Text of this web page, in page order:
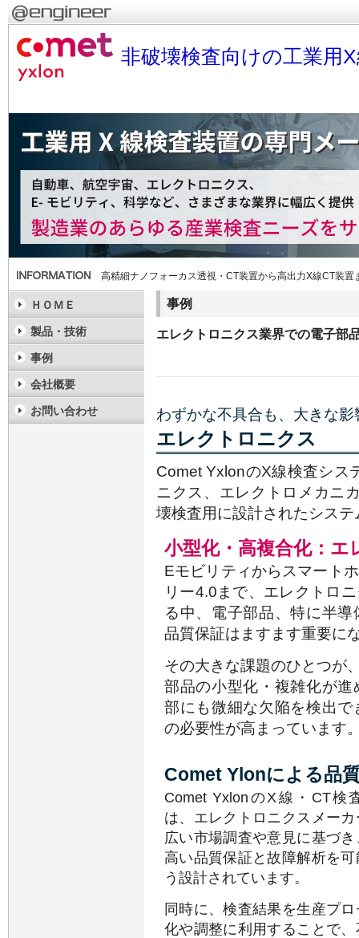
非破壊検査向けの工業用
高精細ナノフォーカス透視・CT装置から高出力X線CT装
事例
エレクトロニクス業界での電子部
わずかな不具合も、大きな
エレクトロニクス
Comet YxlonのX線検査シス
ニクス、エレクトロメカニ
壊検査用に設計されたシステ
小型化・高複合化：
Eモビリティからスマート
リー4.0まで、エレクトロ
る中、電子部品、特に半
品質保証はますます重要に
その大きな課題のひとつが
部品の小型化・複雑化が
部にも微細な欠陥を検出
の必要性が高まっています
Comet Ylonによる品
Comet YxlonのX線・CT検
は、エレクトロニクスメー
広い市場調査や意見に基づ
高い品質保証と故障解析を
う設計されています。
同時に、検査結果を生産プ
化や調整に利用することで
ＨＯＭＥ
製品・技術
事例
会社概要
お問い合わせ